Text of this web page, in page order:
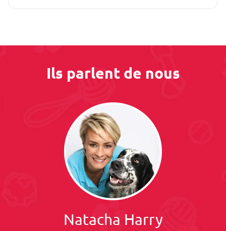
Ils parlent de nous
Natacha Harry